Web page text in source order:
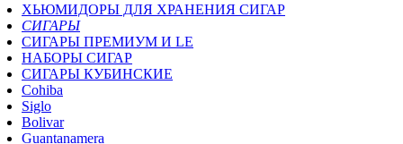
ХЬЮМИДОРЫ ДЛЯ ХРАНЕНИЯ СИГАР
СИГАРЫ
СИГАРЫ ПРЕМИУМ И LE
НАБОРЫ СИГАР
СИГАРЫ КУБИНСКИЕ
Cohiba
Siglo
Bolivar
Guantanamera